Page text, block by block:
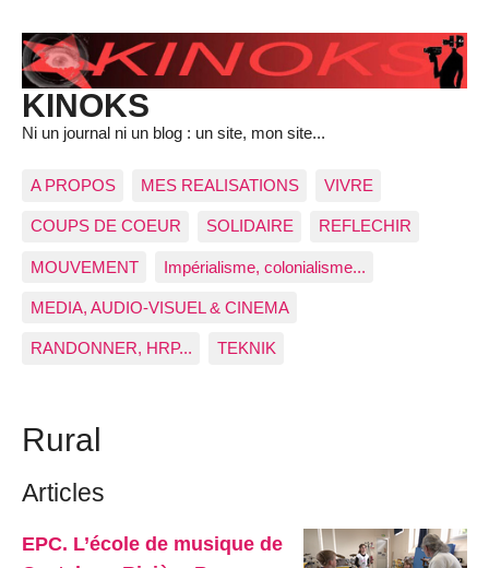
KINOKS
Ni un journal ni un blog : un site, mon site...
A PROPOS MES REALISATIONS VIVRE
COUPS DE COEUR SOLIDAIRE REFLECHIR
MOUVEMENT Impérialisme, colonialisme...
MEDIA, AUDIO-VISUEL & CINEMA
RANDONNER, HRP... TEKNIK
Rural
Articles
EPC. L’école de musique de